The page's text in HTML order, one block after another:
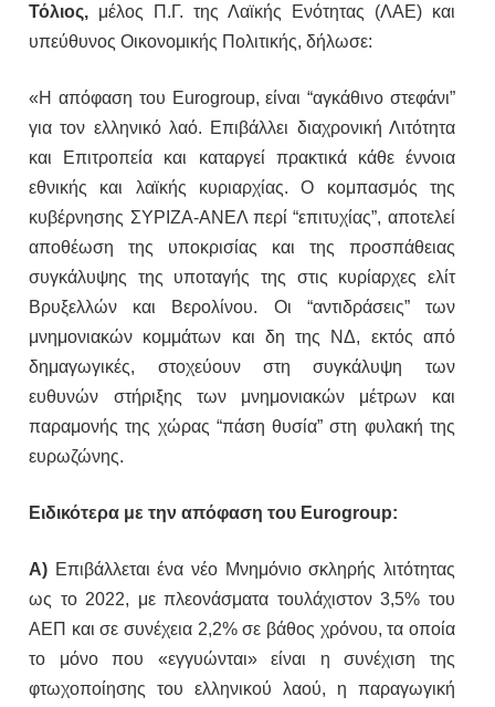
Τόλιος, μέλος Π.Γ. της Λαϊκής Ενότητας (ΛΑΕ) και
υπεύθυνος Οικονομικής Πολιτικής, δήλωσε:
«Η απόφαση του Eurogroup, είναι “αγκάθινο στεφάνι”
για τον ελληνικό λαό. Επιβάλλει διαχρονική Λιτότητα
και Επιτροπεία και καταργεί πρακτικά κάθε έννοια
εθνικής και λαϊκής κυριαρχίας. Ο κομπασμός της
κυβέρνησης ΣΥΡΙΖΑ-ΑΝΕΛ περί “επιτυχίας”, αποτελεί
αποθέωση της υποκρισίας και της προσπάθειας
συγκάλυψης της υποταγής της στις κυρίαρχες ελίτ
Βρυξελλών και Βερολίνου. Οι “αντιδράσεις” των
μνημονιακών κομμάτων και δη της ΝΔ, εκτός από
δημαγωγικές, στοχεύουν στη συγκάλυψη των
ευθυνών στήριξης των μνημονιακών μέτρων και
παραμονής της χώρας “πάση θυσία” στη φυλακή της
ευρωζώνης.
Ειδικότερα με την απόφαση του Eurogroup:
Α) Επιβάλλεται ένα νέο Μνημόνιο σκληρής λιτότητας
ως το 2022, με πλεονάσματα τουλάχιστον 3,5% του
ΑΕΠ και σε συνέχεια 2,2% σε βάθος χρόνου, τα οποία
το μόνο που «εγγυώνται» είναι η συνέχιση της
φτωχοποίησης του ελληνικού λαού, η παραγωγική